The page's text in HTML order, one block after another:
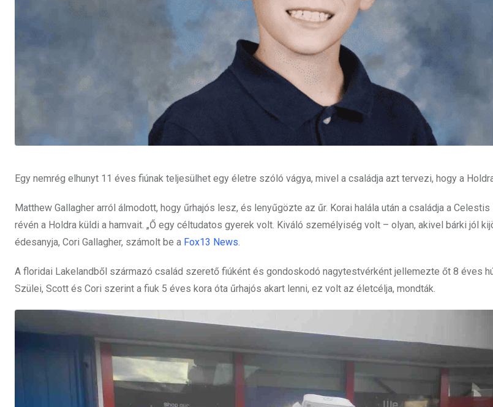
Egy nemrég elhunyt 11 éves fiúnak teljesülhet egy életre szóló vágya, mivel a családja azt tervezi, hogy a
Matthew Gallagher arról álmodott, hogy űrhajós lesz, és lenyűgözte az űr. Korai halála után a családja a
révén a Holdra küldi a hamvait. „Ő egy céltudatos gyerek volt. Kiváló személyiség volt – olyan, akivel bárki jól
édesanyja, Cori Gallagher, számolt be a Fox13 News.
A floridai Lakelandből származó család szerető fiúként és gondoskodó nagytestvérként jellemezte őt 8 éves
Szülei, Scott és Cori szerint a fiuk 5 éves kora óta űrhajós akart lenni, ez volt az életcélja, mondták.